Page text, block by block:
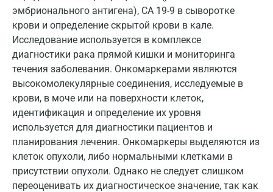
эмбрионального антигена), CA 19-9 в сыворотке
крови и определение скрытой крови в кале.
Исследование используется в комплексе
диагностики рака прямой кишки и мониторинга
течения заболевания. Онкомаркерами являются
высокомолекулярные соединения, исследуемые в
крови, в моче или на поверхности клеток,
идентификация и определение их уровня
используется для диагностики пациентов и
планирования лечения. Онкомаркеры выделяются из
клеток опухоли, либо нормальными клетками в
присутствии опухоли. Однако не следует слишком
переоценивать их диагностическое значение, так как
Иваново
Ивантеевка
Ижевск
Истра
Йошкар-Ола
Калининград
Калуга
Кемерово